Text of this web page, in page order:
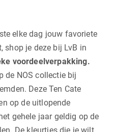
elke dag jouw favoriete
shop je deze bij LvB in
voordeelverpakking.
de NOS collectie bij
Deze Ten Cate
op de uitlopende
gehele jaar geldig op de